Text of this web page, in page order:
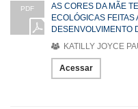
PDF
AS CORES DA MÃE
ECOLÓGICAS FEITAS
DESENVOLVIMENTO
KATILLY JOYCE
Acessar